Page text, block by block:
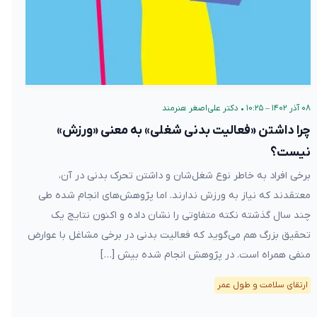
۰۸ آذر ۱۴۰۲ – ۱۰:۲۵ • دکتر علی‌اصغر هنرمند
چرا داشتن «فعالیت بدنی شغلی» به معنی «ورزش»
نیست؟
برخی افراد به خاطر نوع شغل‌شان و داشتن تحرک بدنی در آن،
معتقدند که نیاز به ورزش ندارند. اما پژوهش‌های انجام شده طی
چند سال گذشته نکته متفاوتی را نشان داده و اکنون نتایج یک
تحقیق بزرگ هم می‌گوید که فعالیت بدنی در برخی مشاغل با عوارض
منفی همراه است. در پژوهش انجام شده بیش […]
ارتقای سلامت و طول عمر